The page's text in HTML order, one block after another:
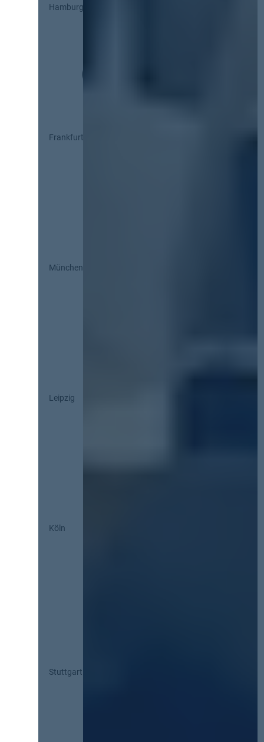
Hamburg
Frankfurt
München
Leipzig
Köln
Stuttgart